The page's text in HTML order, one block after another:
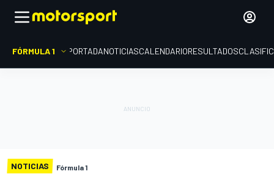
FÓRMULA 1 PORTADANOTICIASCALENDARIORESULTADOS
NOTICIAS Fórmula 1